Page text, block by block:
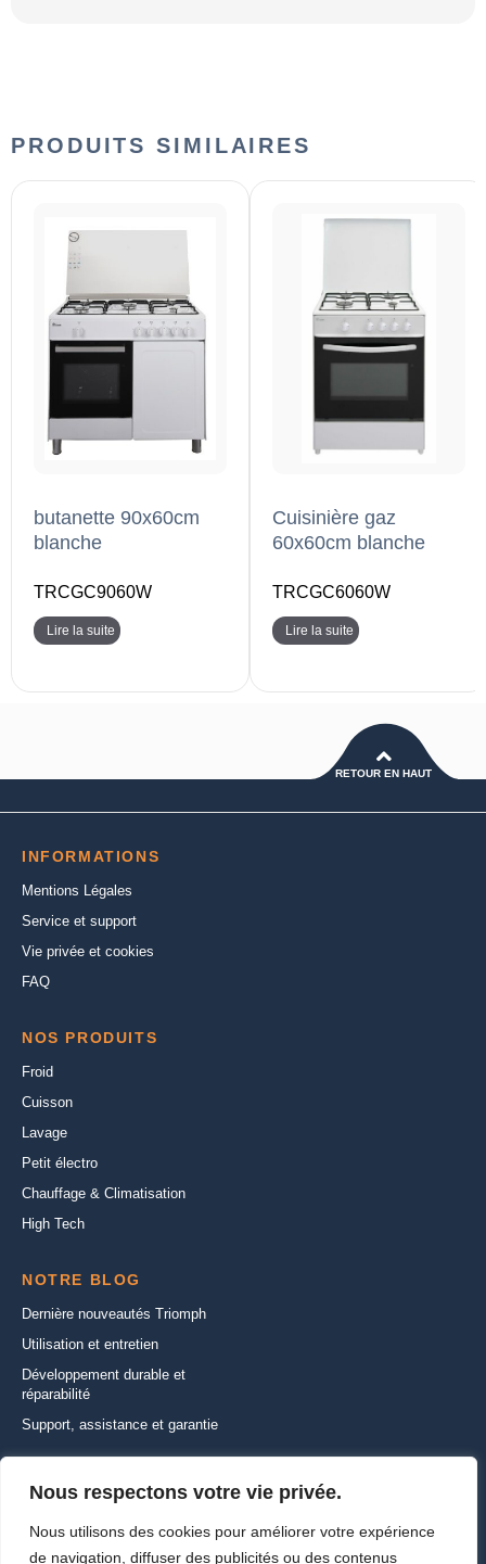
Nous respectons votre vie privée.
Nous utilisons des cookies pour améliorer votre expérience
de navigation, diffuser des publicités ou des contenus
PRODUITS SIMILAIRES
butanette 90x60cm
blanche
TRCGC9060W
Lire la suite
Cuisinière gaz
60x60cm blanche
TRCGC6060W
Lire la suite
RETOUR EN HAUT
INFORMATIONS
Mentions Légales
Service et support
Vie privée et cookies
FAQ
NOS PRODUITS
Froid
Cuisson
Lavage
Petit électro
Chauffage & Climatisation
High Tech
NOTRE BLOG
Dernière nouveautés Triomph
Utilisation et entretien
Développement durable et
réparabilité
Support, assistance et garantie
95470 SAINT WITZ